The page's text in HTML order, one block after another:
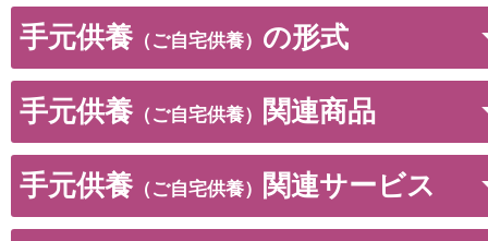
手元供養 （ご自宅供養） の形式
手元供養 （ご自宅供養） 関連商品
手元供養 （ご自宅供養） 関連サービス